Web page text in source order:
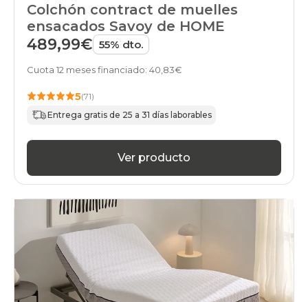
Colchón contract de muelles
ensacados Savoy de HOME
489,99€ 55% dto.
Cuota 12 meses financiado: 40,83€
5(71)
Entrega gratis de 25 a 31 días laborables
Ver producto